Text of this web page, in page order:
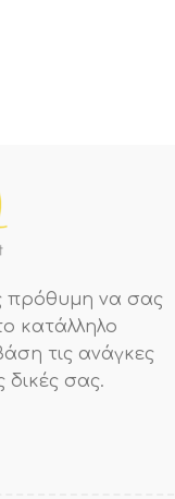
πρόθυμη να σας
κατάλληλο
τις ανάγκες
δικές σας.